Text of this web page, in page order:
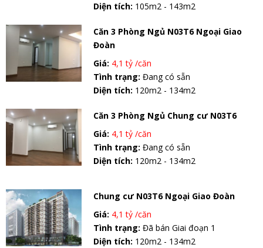
Diện tích: 105m2 - 143m2
Căn 3 Phòng Ngủ N03T6 Ngoại Giao
Đoàn
Giá: 4,1 tỷ /căn
Tình trạng:Đang có sẵn
Diện tích: 120m2 - 134m2
Căn 3 Phòng Ngủ Chung cư N03T6
Giá: 4,1 tỷ /căn
Tình trạng:Đang có sẵn
Diện tích: 120m2 - 134m2
Chung cư N03T6 Ngoại Giao Đoàn
Giá: 4,1 tỷ /căn
Tình trạng:Đã bán Giai đoạn 1
Diện tích: 120m2 - 134m2